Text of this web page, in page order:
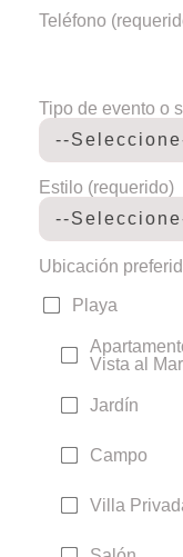
Teléfono
Tipo de evento o
Estilo (requerido)
Ubicación
Playa
Vista al Mar
Jardín
Campo
Villa Privada
Salón